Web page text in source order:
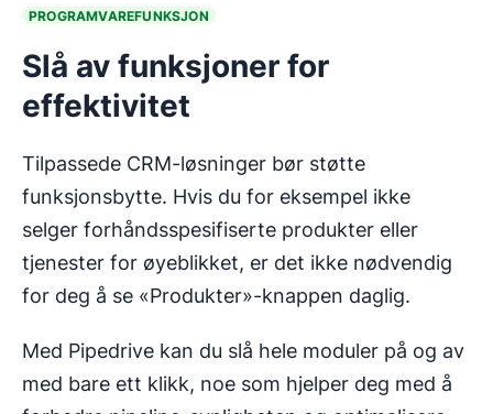
PROGRAMVAREFUNKSJON
Slå av funksjoner for
effektivitet
Tilpassede CRM-løsninger bør støtte
funksjonsbytte. Hvis du for eksempel ikke
selger forhåndsspesifiserte produkter eller
tjenester for øyeblikket, er det ikke nødvendig
for deg å se «Produkter»-knappen daglig.
Med Pipedrive kan du slå hele moduler på og av
med bare ett klikk, noe som hjelper deg med å